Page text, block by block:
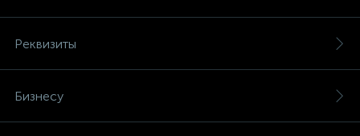
Реквизиты
Бизнесу